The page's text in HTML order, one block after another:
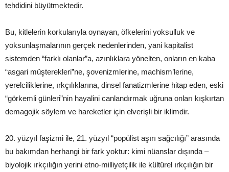
tehdidini büyütmektedir.
Bu, kitlelerin korkularıyla oynayan, öfkelerini yoksulluk ve
yoksunlaşmalarının gerçek nedenlerinden, yani kapitalist
sistemden “farklı olanlar”a, azınlıklara yönelten, onların en kaba
“asgari müşterekleri”ne, şovenizmlerine, machism’lerine,
yerelciliklerine, ırkçılıklarına, dinsel fanatizmlerine hitap eden, eski
“görkemli günleri”nin hayalini canlandırmak uğruna onları kışkırtan
demagojik söylem ve hareketler için elverişli bir iklimdir.
20. yüzyıl faşizmi ile, 21. yüzyıl “popülist aşırı sağcılığı” arasında
bu bakımdan herhangi bir fark yoktur: kimi nüanslar dışında –
biyolojik ırkçılığın yerini etno-milliyetçilik ile kültürel ırkçılığın bir